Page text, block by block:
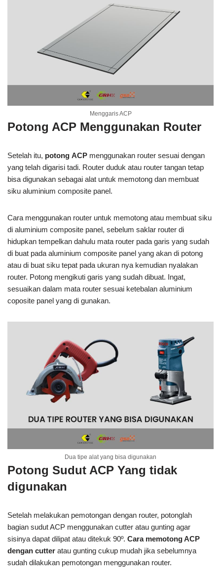
Menggaris ACP
Potong ACP Menggunakan Router
Setelah itu, potong ACP menggunakan router sesuai dengan
yang telah digarisi tadi. Router duduk atau router tangan tetap
bisa digunakan sebagai alat untuk memotong dan membuat
siku aluminium composite panel.
Cara menggunakan router untuk memotong atau membuat siku
di aluminium composite panel, sebelum saklar router di
hidupkan tempelkan dahulu mata router pada garis yang sudah
di buat pada aluminium composite panel yang akan di potong
atau di buat siku tepat pada ukuran nya kemudian nyalakan
router. Potong mengikuti garis yang sudah dibuat. Ingat,
sesuaikan dalam mata router sesuai ketebalan aluminium
coposite panel yang di gunakan.
Dua tipe alat yang bisa digunakan
Potong Sudut ACP Yang tidak
digunakan
Setelah melakukan pemotongan dengan router, potonglah
bagian sudut ACP menggunakan cutter atau gunting agar
sisinya dapat dilipat atau ditekuk 90º. Cara memotong ACP
dengan cutter atau gunting cukup mudah jika sebelumnya
sudah dilakukan pemotongan menggunakan router.